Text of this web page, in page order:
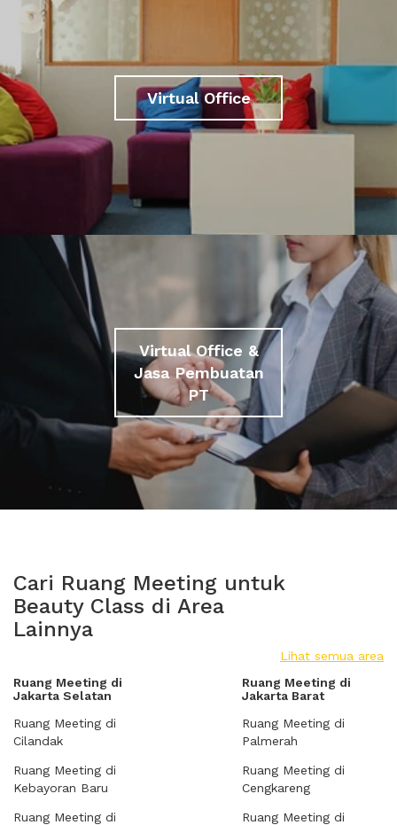
Virtual Office
Virtual Office &
Jasa Pembuatan
PT
Cari Ruang Meeting untuk
Beauty Class di Area
Lainnya
Lihat semua area
Ruang Meeting di
Jakarta Selatan
Ruang Meeting di
Cilandak
Ruang Meeting di
Kebayoran Baru
Ruang Meeting di
Ruang Meeting di
Jakarta Barat
Ruang Meeting di
Palmerah
Ruang Meeting di
Cengkareng
Ruang Meeting di